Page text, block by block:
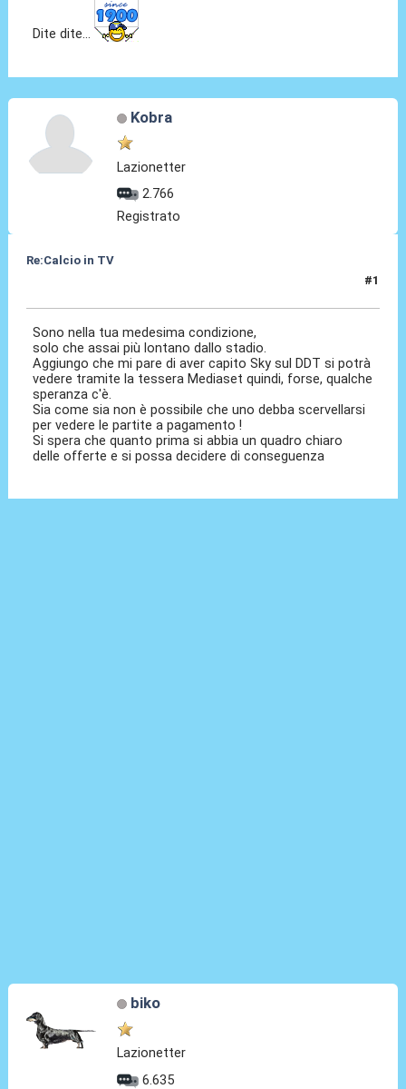
Dite dite...
Kobra
Lazionetter
2.766
Registrato
Re:Calcio in TV
#1
Sono nella tua medesima condizione,
solo che assai più lontano dallo stadio.
Aggiungo che mi pare di aver capito Sky sul DDT si potrà
vedere tramite la tessera Mediaset quindi, forse, qualche
speranza c'è.
Sia come sia non è possibile che uno debba scervellarsi
per vedere le partite a pagamento !
Si spera che quanto prima si abbia un quadro chiaro
delle offerte e si possa decidere di conseguenza
biko
Lazionetter
6.635